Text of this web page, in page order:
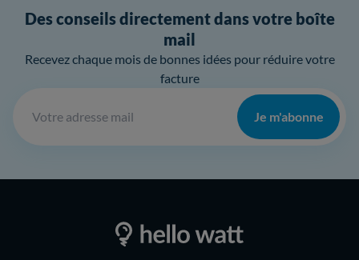
Des conseils directement dans votre boîte
mail
Recevez chaque mois de bonnes idées pour réduire votre
facture
Je m'abonne